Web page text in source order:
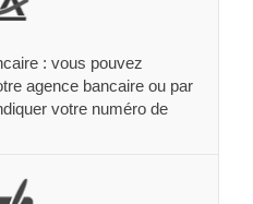
: vous pouvez
agence bancaire ou par
votre numéro de